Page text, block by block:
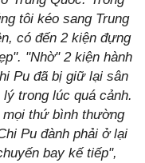
tôi kéo sang Trung
có đến 2 kiện đựng
"Nhờ" 2 kiện hành
Pu đã bị giữ lại sân
trong lúc quá cảnh.
thứ bình thường
Pu đành phải ở lại
bay kế tiếp",